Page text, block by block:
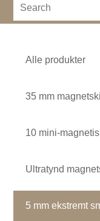
Alle produkter
35 mm
10 mini-
Ultratynd
5 mm ekstremt